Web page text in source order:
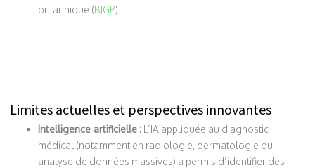
britannique (BJGP).
Limites actuelles et perspectives innovantes
Intelligence artificielle : L’IA appliquée au diagnostic
médical (notamment en radiologie, dermatologie ou
analyse de données massives) a permis d’identifier des